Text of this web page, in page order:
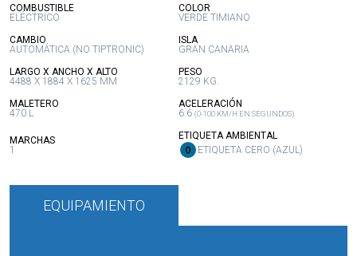
COMBUSTIBLE:
ELÉCTRICO
COLOR
VERDE TIMIANO
CAMBIO
AUTOMÁTICA (NO TIPTRONIC)
ISLA:
GRAN CANARIA
LARGO X ANCHO X ALTO
4488 X 1884 X 1625 MM
PESO
2129 KG.
MALETERO
470 L
ACELERACIÓN
6.6 (0-100 KM/H EN SEGUNDOS)
MARCHAS:
1
ETIQUETA AMBIENTAL
ETIQUETA CERO (AZUL)
EQUIPAMIENTO